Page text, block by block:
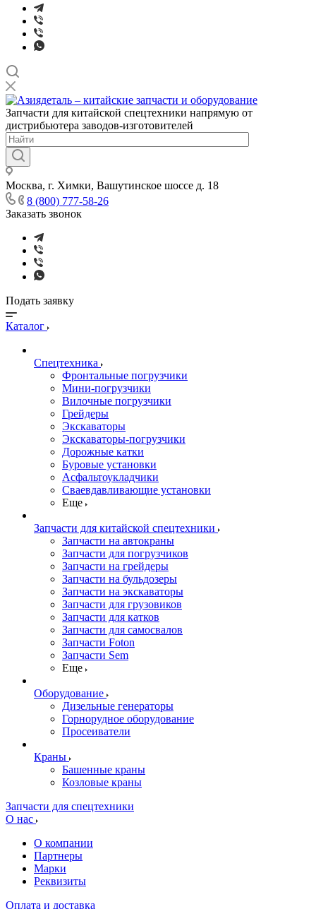
Запчасти для китайской спецтехники напрямую от
дистрибьютера заводов-изготовителей
Москва, г. Химки, Вашутинское шоссе д. 18
8 (800) 777-58-26
Заказать звонок
Подать заявку
Каталог
Спецтехника
Фронтальные погрузчики
Мини-погрузчики
Вилочные погрузчики
Грейдеры
Экскаваторы
Экскаваторы-погрузчики
Дорожные катки
Буровые установки
Асфальтоукладчики
Сваевдавливающие установки
Еще
Запчасти для китайской спецтехники
Запчасти на автокраны
Запчасти для погрузчиков
Запчасти на грейдеры
Запчасти на бульдозеры
Запчасти на экскаваторы
Запчасти для грузовиков
Запчасти для катков
Запчасти для самосвалов
Запчасти Foton
Запчасти Sem
Еще
Оборудование
Дизельные генераторы
Горнорудное оборудование
Просеиватели
Краны
Башенные краны
Козловые краны
Запчасти для спецтехники
О нас
О компании
Партнеры
Марки
Реквизиты
Оплата и доставка